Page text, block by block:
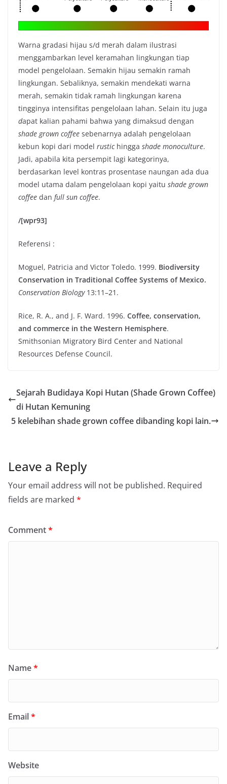
Warna gradasi hijau s/d merah dalam ilustrasi
menggambarkan level keramahan lingkungan tiap
model pengelolaan. Semakin hijau semakin ramah
lingkungan. Sebaliknya, semakin mendekati warna
merah, semakin tidak ramah lingkungan karena
tingginya intensifitas pengelolaan lahan. Selain itu juga
dapat kalian pahami bahwa yang dimaksud dengan
shade grown coffee sebenarnya adalah pengelolaan
kebun kopi dari model rustichingga shade monoculture.
Jadi, apabila kita persempit lagi kategorinya,
berdasarkan level kontras prosentase naungan ada dua
model utama dalam pengelolaan kopi yaitu shade grown
coffee dan full sun coffee.
/[wpr93]
Referensi :
Moguel, Patricia and Victor Toledo. 1999. Biodiversity
Conservation in Traditional Coffee Systems of Mexico.
Conservation Biology13:11–21.
Rice, R. A., and J. F. Ward. 1996. Coffee, conservation,
and commerce in the Western Hemisphere.
Smithsonian Migratory Bird Center and National
Resources Defense Council.
Sejarah Budidaya Kopi Hutan (Shade Grown Coffee)
di Hutan Kemuning
5 kelebihan shade grown coffee dibanding kopi lain.
Leave a Reply
Your email address will not be published. Required
fields are marked *
Comment*
Name*
Email*
Website